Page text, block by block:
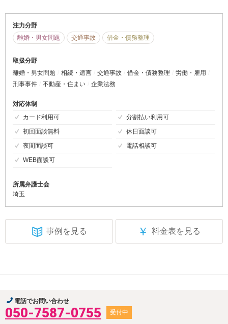
注力分野
離婚・男女問題
交通事故 借金・債務整理
取扱分野
離婚・男女問題
相続・遺言 交通事故 借金・債務整理
労働・雇用
刑事事件
不動産・住まい 企業法務
対応体制
カード利用可
分割払い利用可
初回面談無料
休日面談可
夜間面談可
電話相談可
WEB面談可
所属弁護士会
埼玉
事例を見る ￥ 料金表を見る
電話でお問い合わせ
050-7587-0755 受付中